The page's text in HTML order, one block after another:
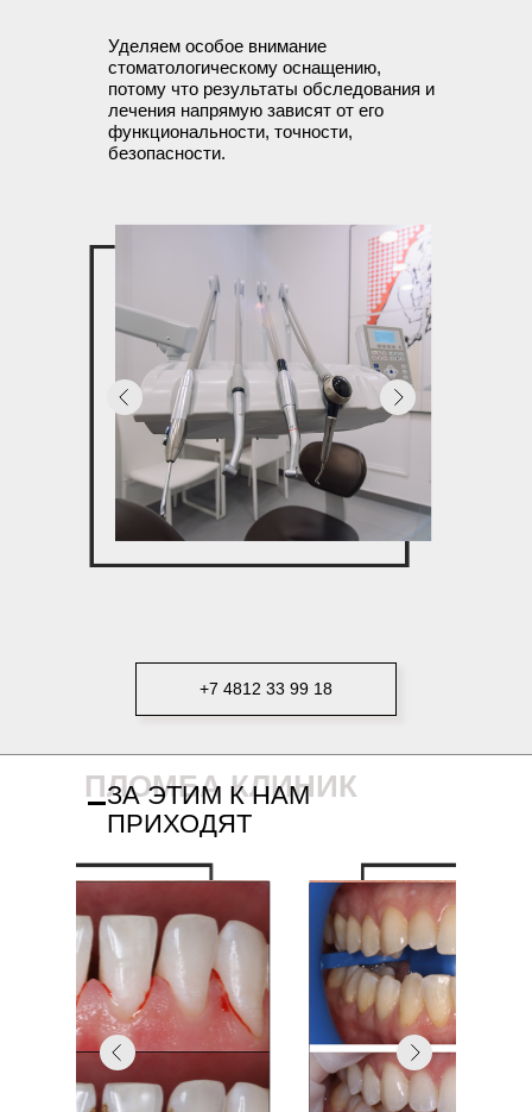
Уделяем особое внимание
стоматологическому оснащению,
потому что результаты обследования и
лечения напрямую зависят от его
функциональности, точности,
безопасности.
+7 4812 33 99 18
ПЛОМБА КЛИНИК
ЗА ЭТИМ К НАМ
ПРИХОДЯТ